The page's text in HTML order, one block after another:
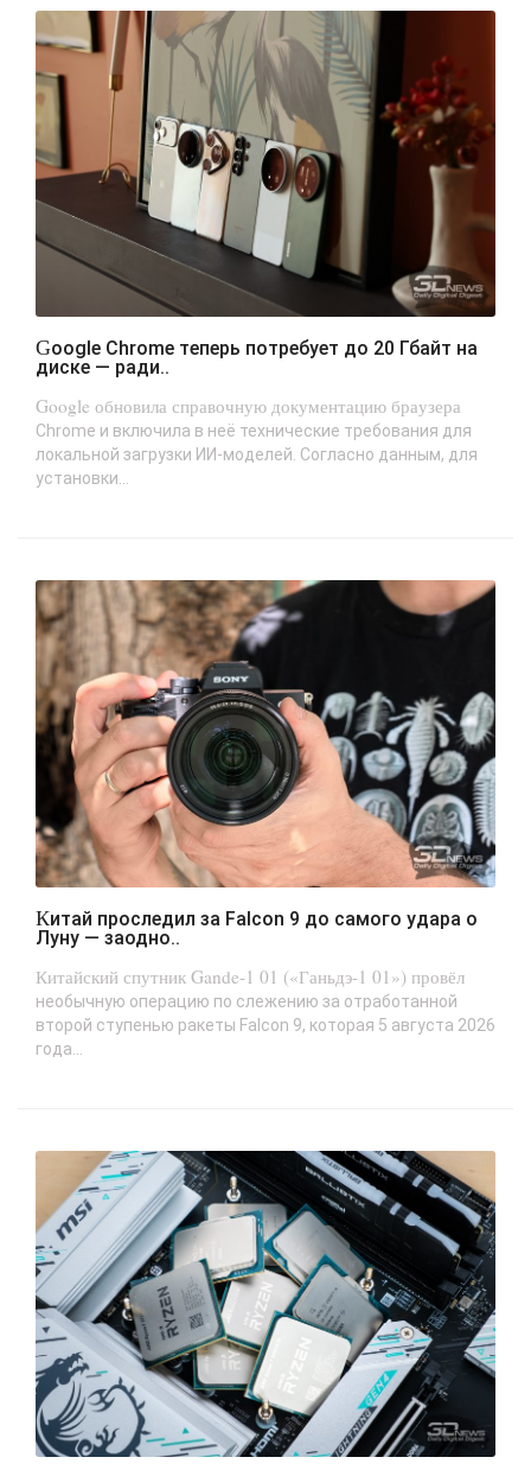
Google Chrome теперь потребует до 20 Гбайт на
диске — ради..
Google обновила справочную документацию браузера
Chrome и включила в неё технические требования для
локальной загрузки ИИ-моделей. Согласно данным, для
установки...
Китай проследил за Falcon 9 до самого удара о
Луну — заодно..
Китайский спутник Gande-1 01 («Ганьдэ-1 01») провёл
необычную операцию по слежению за отработанной
второй ступенью ракеты Falcon 9, которая 5 августа 2026
года...